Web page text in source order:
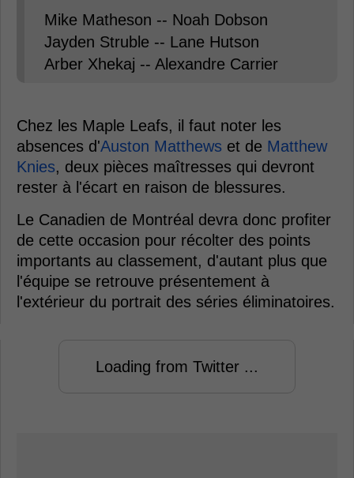
Mike Matheson -- Noah Dobson
Jayden Struble -- Lane Hutson
Arber Xhekaj -- Alexandre Carrier
Chez les Maple Leafs, il faut noter les
absences d'Auston Matthews et de Matthew
Knies, deux pièces maîtresses qui devront
rester à l'écart en raison de blessures.
Le Canadien de Montréal devra donc profiter
de cette occasion pour récolter des points
importants au classement, d'autant plus que
l'équipe se retrouve présentement à
l'extérieur du portrait des séries éliminatoires.
Loading from Twitter ...